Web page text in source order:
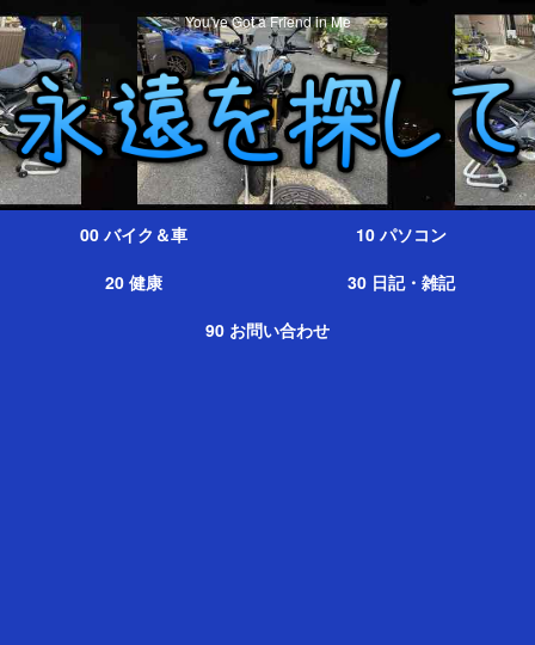
You've Got a Friend in Me
00 バイク＆車
10 パソコン
20 健康
30 日記・雑記
90 お問い合わせ